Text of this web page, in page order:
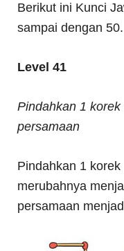
Berikut ini Kunci
sampai dengan 50.
Level 41
Pindahkan 1
persamaan
Pindahkan 1
merubahnya
persamaan